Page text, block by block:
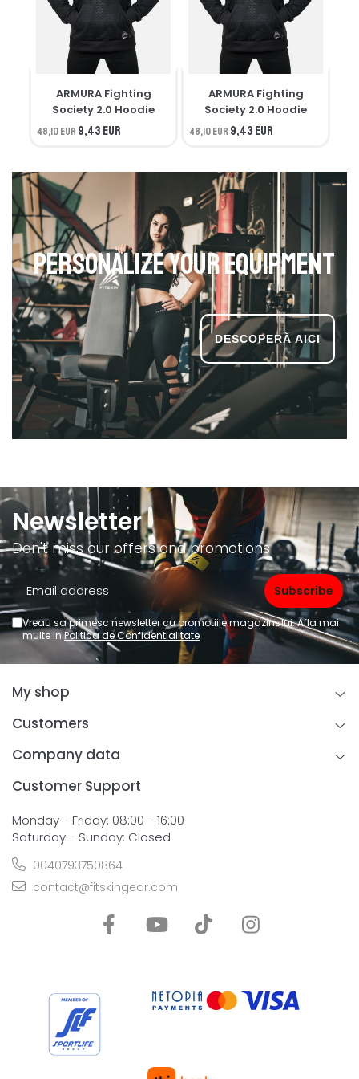
ARMURA Fighting
Society 2.0 Hoodie
48,10 EUR9,43 EUR
ARMURA Fighting
Society 2.0 Hoodie
48,10 EUR9,43 EUR
Personalize your equipment
Newsletter
Don't miss our offers and promotions
Vreau sa primesc newsletter cu promotiile magazinului. Afla mai
multe inPolitica de Confidentialitate
My shop
Customers
Company data
Customer Support
Monday - Friday: 08:00 - 16:00
Saturday - Sunday: Closed
0040793750864
contact@fitskingear.com